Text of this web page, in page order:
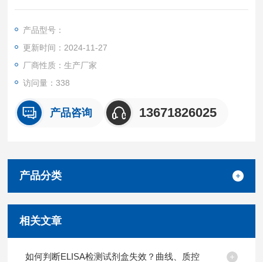
果，是您值得信赖的合作伙伴，凡购买我司的试剂盒产品都可提
产品型号：
更新时间：2024-11-27
厂商性质：生产厂家
访问量：338
产品咨询 13671826025
产品分类
相关文章
如何判断ELISA检测试剂盒失效？曲线、质控